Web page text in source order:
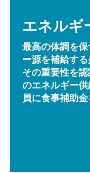
エネルギ
最高の体調を
ー源を補給す
その重要性を
のエネルギー
員に食事補助金